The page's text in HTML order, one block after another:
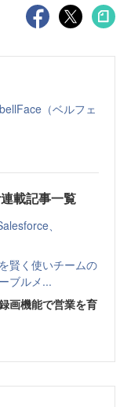
（ベルフェ
載記事一覧
、
賢く使いチームの
ブルメ...
画機能で営業を育